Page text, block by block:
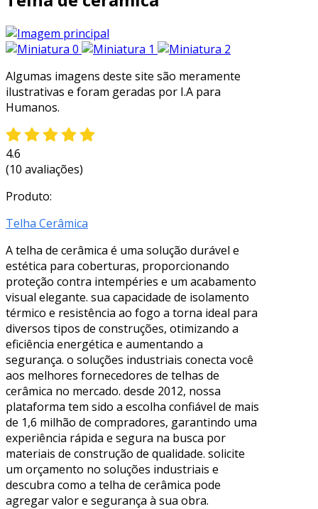
Algumas imagens deste site são meramente
ilustrativas e foram geradas por I.A para
Humanos.
4.6
(10 avaliações)
Produto:
Telha Cerâmica
A telha de cerâmica é uma solução durável e
estética para coberturas, proporcionando
proteção contra intempéries e um acabamento
visual elegante. sua capacidade de isolamento
térmico e resistência ao fogo a torna ideal para
diversos tipos de construções, otimizando a
eficiência energética e aumentando a
segurança. o soluções industriais conecta você
aos melhores fornecedores de telhas de
cerâmica no mercado. desde 2012, nossa
plataforma tem sido a escolha confiável de mais
de 1,6 milhão de compradores, garantindo uma
experiência rápida e segura na busca por
materiais de construção de qualidade. solicite
um orçamento no soluções industriais e
descubra como a telha de cerâmica pode
agregar valor e segurança à sua obra.